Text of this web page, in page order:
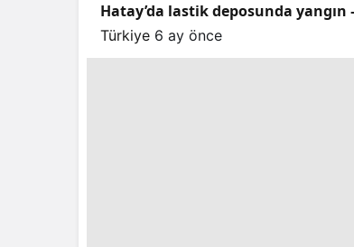
Hatay’da lastik deposunda
Türkiye 6 ay önce